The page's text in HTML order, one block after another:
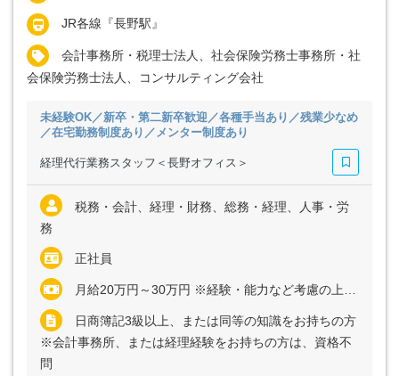
JR各線『長野駅』
会計事務所・税理士法人、社会保険労務士事務所・社
会保険労務士法人、コンサルティング会社
未経験OK／新卒・第二新卒歓迎／各種手当あり／残業少なめ
／在宅勤務制度あり／メンター制度あり
経理代行業務スタッフ＜長野オフィス＞
税務・会計、経理・財務、総務・経理、人事・労
務
正社員
月給20万円～30万円 ※経験・能力など考慮の上、決定いたします ※残業代は全額支給
日商簿記3級以上、または同等の知識をお持ちの方
※会計事務所、または経理経験をお持ちの方は、資格不
問